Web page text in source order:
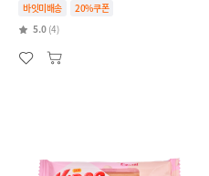
바잇미배송
20%쿠폰
5.0 (4)